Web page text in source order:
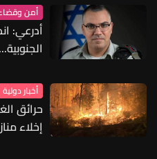
أمن
أدرعي:
الجنوبية...
أخبار دولية
إخلاء